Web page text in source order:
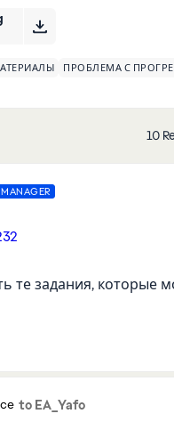
ПРОБЛЕМА С
10
те задания, которые
to EA_Yafo